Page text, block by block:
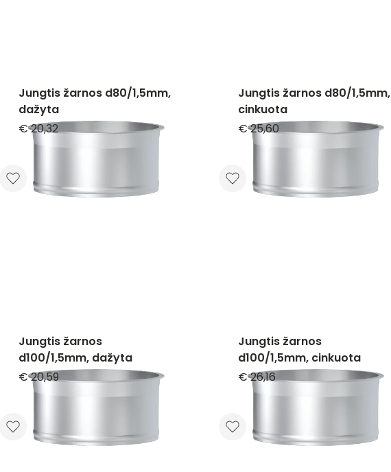
Jungtis žarnos d80/1,5mm,
dažyta
€ 20,32
Jungtis žarnos d80/1,5mm,
cinkuota
€ 25,60
Jungtis žarnos
d100/1,5mm, dažyta
€ 20,59
Jungtis žarnos
d100/1,5mm, cinkuota
€ 26,16